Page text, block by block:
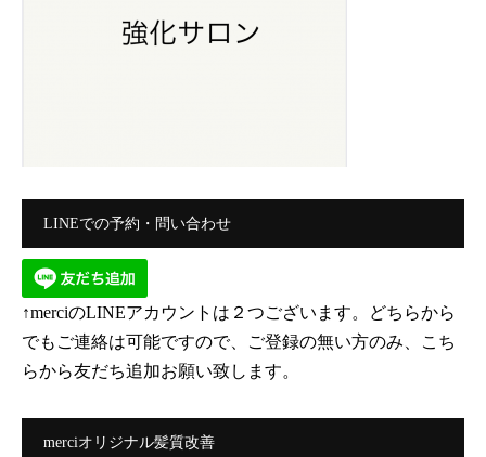
LINEでの予約・問い合わせ
↑merciのLINEアカウントは２つございます。どちらから
でもご連絡は可能ですので、ご登録の無い方のみ、こち
らから友だち追加お願い致します。
merciオリジナル髪質改善